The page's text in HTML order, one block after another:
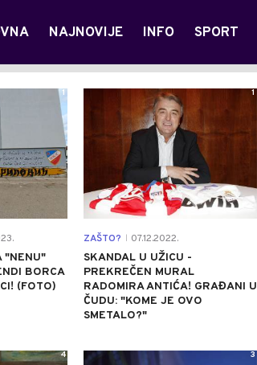
NAJNOVIJE INFO SPORT
"NENU"
BORCA
(FOTO)
1
ZAŠTO? 07.12.2022.
SKANDAL U UŽICU -
PREKREČEN MURAL
RADOMIRA ANTIĆA! GRAĐANI U
ČUDU: "KOME JE OVO
SMETALO?"
1
4 3